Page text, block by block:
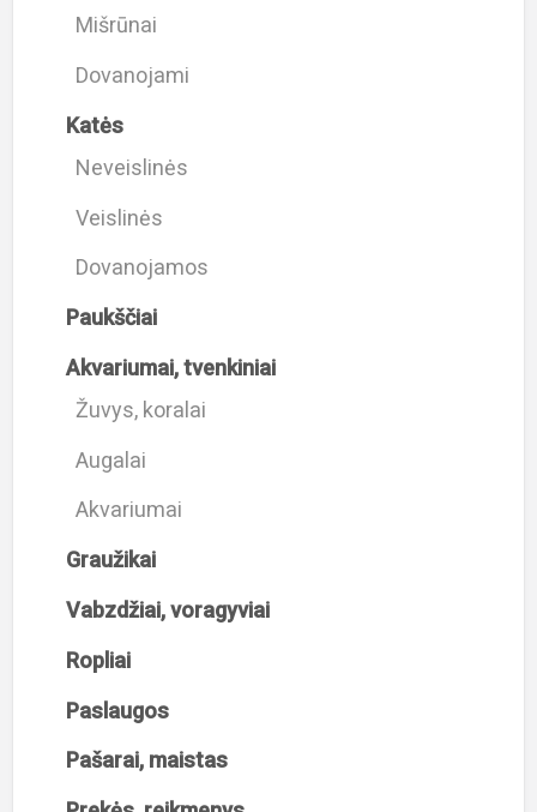
Mišrūnai
Dovanojami
Katės
Neveislinės
Veislinės
Dovanojamos
Paukščiai
Akvariumai, tvenkiniai
Žuvys, koralai
Augalai
Akvariumai
Graužikai
Vabzdžiai, voragyviai
Ropliai
Paslaugos
Pašarai, maistas